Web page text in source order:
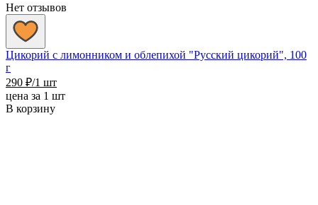
Нет отзывов
Цикорий с лимонником и облепихой "Русский цикорий", 100
г
290 ₽/1 шт
цена за 1 шт
В корзину